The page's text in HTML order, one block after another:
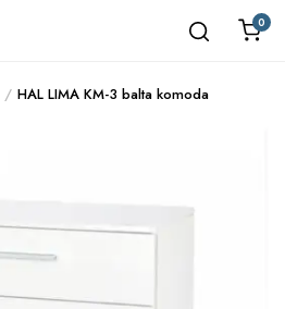
0
HAL LIMA KM-3 balta komoda